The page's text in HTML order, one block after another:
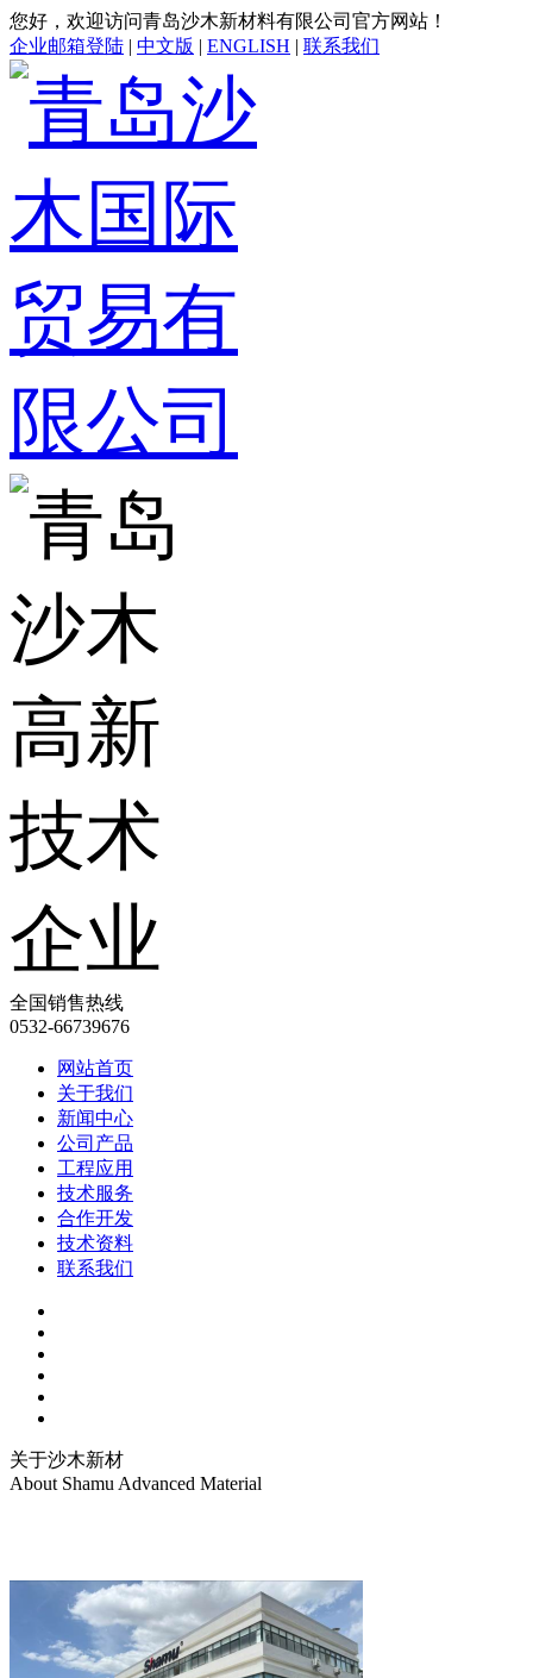
您好，欢迎访问青岛沙木新材料有限公司官方网站！
企业邮箱登陆 | 中文版 | ENGLISH | 联系我们
全国销售热线
0532-66739676
网站首页
关于我们
新闻中心
公司产品
工程应用
技术服务
合作开发
技术资料
联系我们
关于沙木新材
About Shamu Advanced Material